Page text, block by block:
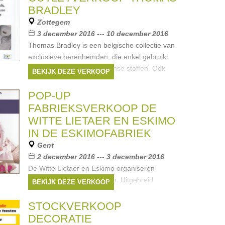
BRADLEY
Zottegem
3 december 2016 --- 10 december 2016
Thomas Bradley is een belgische collectie van
exclusieve herenhemden, die enkel gebruikt
maakt van de fijnste Italiaanse stoffen. Ook
ruim aanbod truien.
Merken:Thomas Bradley
Demalux
BEKIJK DEZE VERKOOP
POP-UP
FABRIEKSVERKOOP DE
WITTE LIETAER EN ESKIMO
IN DE ESKIMOFABRIEK
Gent
2 december 2016 --- 3 december 2016
De Witte Lietaer en Eskimo organiseren
samen hun fabrieksverkoop. Uitgebreid
aanbod aan bed-, bad-, tafel- & keukenlinnen,
pyjama's & ondergoed. Zeker de moeite om
een kijkje te komen nemen
BEKIJK DEZE VERKOOP
STOCKVERKOOP
DECORATIE